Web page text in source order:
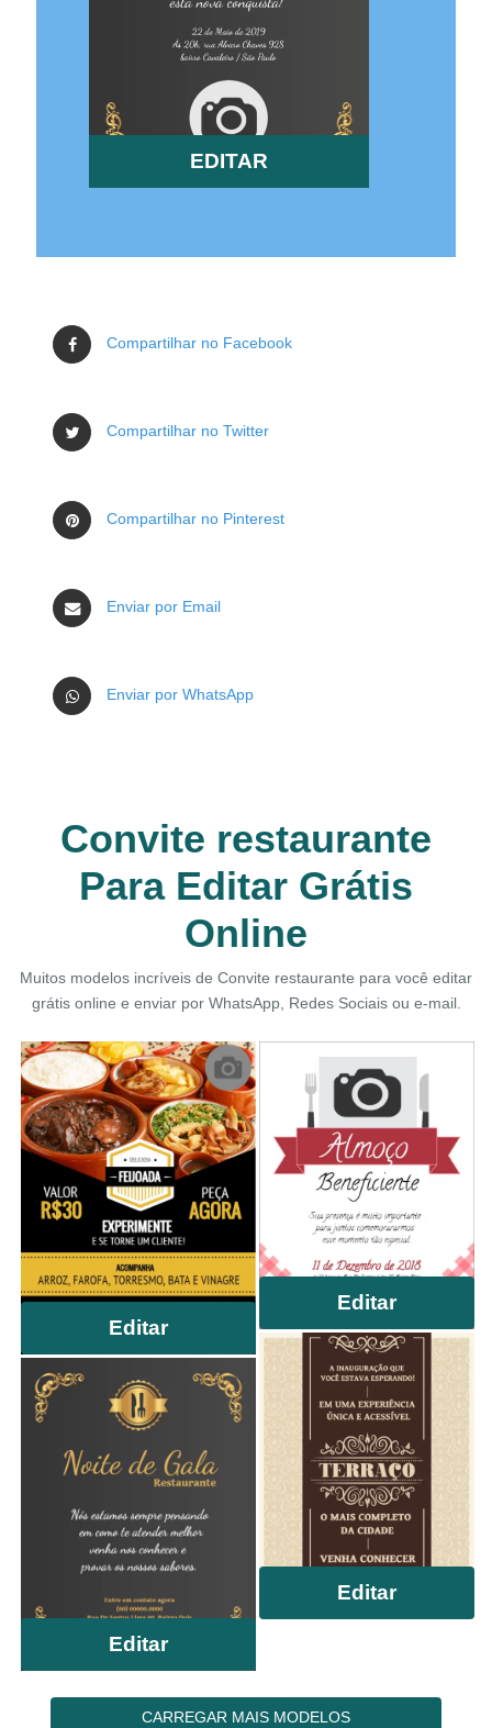
EDITAR
Compartilhar no Facebook
Compartilhar no Twitter
Compartilhar no Pinterest
Enviar por Email
Enviar por WhatsApp
Convite restaurante
Para Editar Grátis
Online
Muitos modelos incríveis de Convite restaurante para você editar
grátis online e enviar por WhatsApp, Redes Sociais ou e-mail.
Editar
Editar
Editar
Editar
CARREGAR MAIS MODELOS